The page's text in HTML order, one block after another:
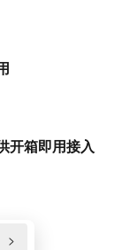
开箱即用接入
>